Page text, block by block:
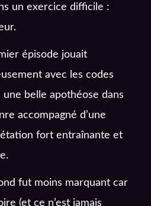
un exercice difficile :
épisode jouait
avec les codes
une belle apothéose dans
accompagné d’une
fort entraînante et
fut moins marquant car
(et ce n’est jamais